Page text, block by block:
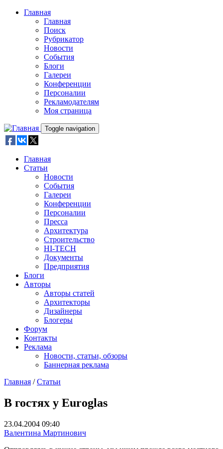
Skip to main content
Главная
Главная
Поиск
Рубрикатор
Новости
События
Блоги
Галереи
Конференции
Персоналии
Рекламодателям
Моя страница
Toggle navigation
Главная
Статьи
Новости
События
Галереи
Конференции
Персоналии
Пресса
Архитектура
Строительство
HI-TECH
Документы
Предприятия
Блоги
Авторы
Авторы статей
Архитекторы
Дизайнеры
Блогеры
Форум
Контакты
Реклама
Новости, статьи, обзоры
Баннерная реклама
Главная / Статьи
В гостях у Euroglas
23.04.2004 09:40
Валентина Мартинович